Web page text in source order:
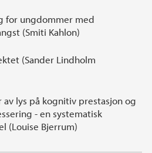
for ungdommer med
(Smiti Kahlon)
(Sander Lindholm
lys på kognitiv prestasjon og
- en systematisk
(Louise Bjerrum)